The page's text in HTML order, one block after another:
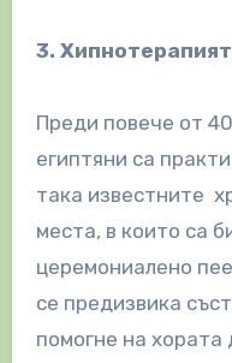
3.
Преди повече от
египтяни са
така известните
места, в които са
церемониалено
се предизвика
помогне на хората